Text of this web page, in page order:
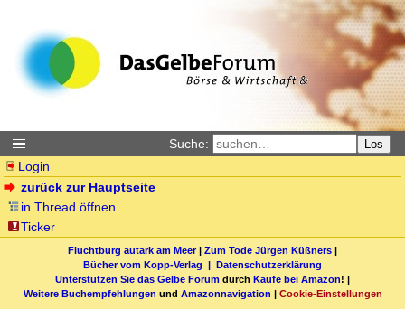
Suche: Los
Login
zurück zur Hauptseite
in Thread öffnen
Ticker
Fluchtburg autark am Meer| Zum Tode Jürgen Küßners |
Bücher vom Kopp-Verlag | Datenschutzerklärung
Unterstützen Sie das Gelbe Forum durch Käufe bei Amazon! |
Weitere Buchempfehlungen und Amazonnavigation | Cookie-Einstellungen